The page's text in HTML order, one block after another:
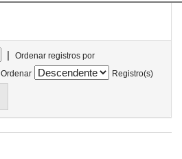
|
Ordenar registros por
Ordenar
Registro(s)